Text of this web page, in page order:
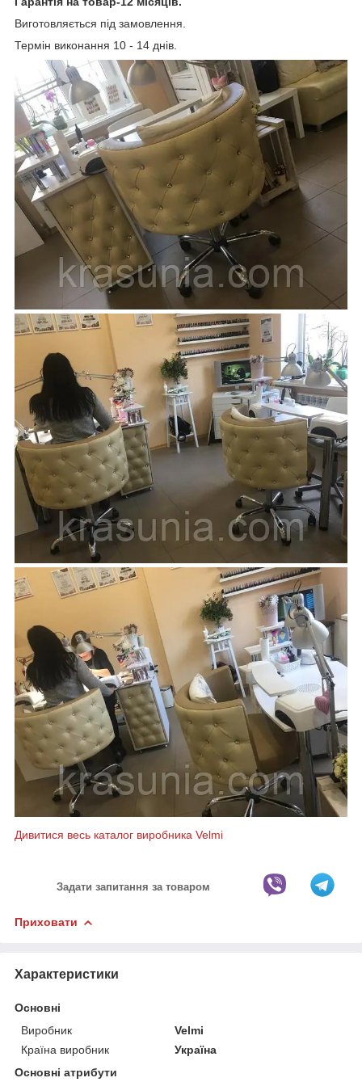
Виготовляється під замовлення.
Термін виконання 10 - 14 днів.
Дивитися весь каталог виробника Velmi
Задати запитання за товаром
Приховати
Характеристики
Основні
Виробник
Velmi
Країна виробник
Україна
Основні атрибути